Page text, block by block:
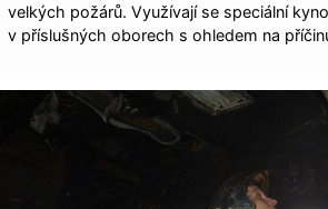
velkých požárů. Využívají se speciální
v příslušných oborech s ohledem na